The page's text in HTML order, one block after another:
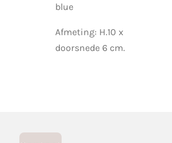
blue
Afmeting: H.10 x
doorsnede 6 cm.